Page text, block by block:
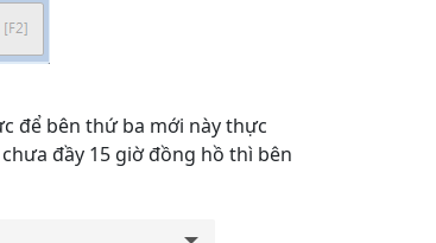
để bên thứ ba mới này thực
đầy 15 giờ đồng hồ thì bên